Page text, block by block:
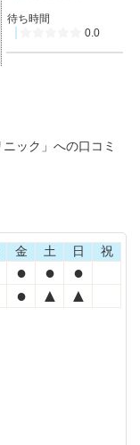
待ち時間
0.0
ック」への口コミ
金 土 日 祝
● ● ●
● ▲ ▲